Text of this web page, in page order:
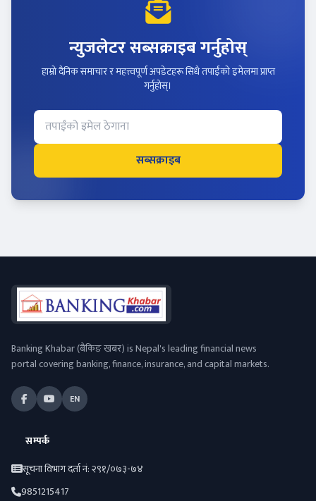
न्युजलेटर सब्सक्राइब गर्नुहोस्
हाम्रो दैनिक समाचार र महत्त्वपूर्ण अपडेटहरू सिधै तपाईंको इमेलमा प्राप्त
गर्नुहोस्।
सब्सक्राइब
Banking Khabar (बैंकिङ खबर) is Nepal's leading financial news
portal covering banking, finance, insurance, and capital markets.
EN
सम्पर्क
सूचना विभाग दर्ता नं: २९१/०७३-७४
9851215417